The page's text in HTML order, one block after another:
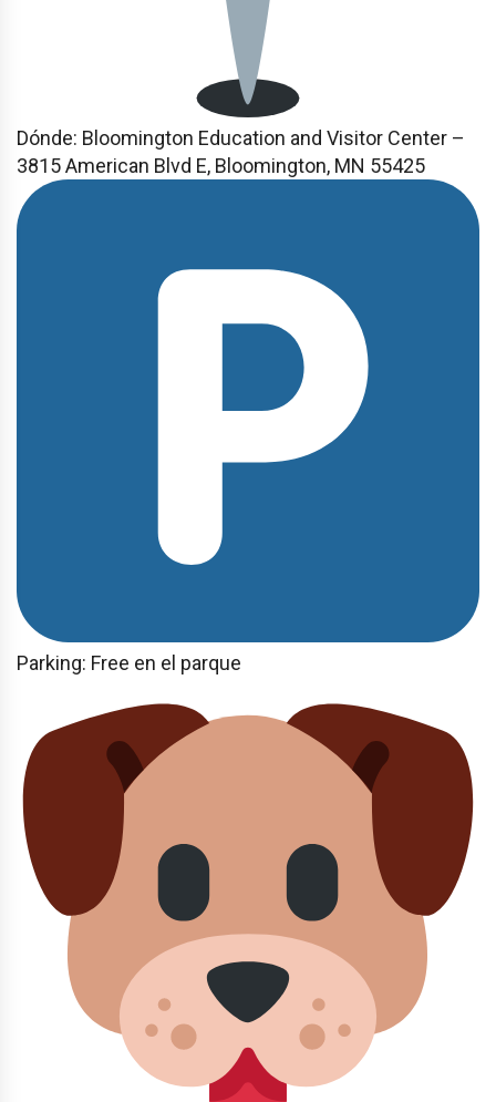
Dónde: Bloomington Education and Visitor Center –
3815 American Blvd E, Bloomington, MN 55425
Parking: Free en el parque